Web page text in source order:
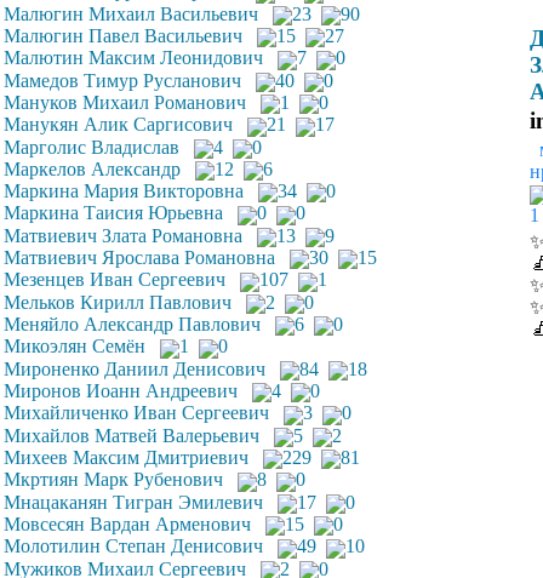
Малюгин Михаил Васильевич
23
90
Малюгин Павел Васильевич
15
27
Малютин Максим Леонидович
7
0
Мамедов Тимур Русланович
40
0
Мануков Михаил Романович
1
0
Манукян Алик Саргисович
21
17
Марголис Владислав
4
0
Маркелов Александр
12
6
Маркина Мария Викторовна
34
0
Маркина Таисия Юрьевна
0
0
Матвиевич Злата Романовна
13
9
Матвиевич Ярослава Романовна
30
15
Мезенцев Иван Сергеевич
107
1
Мельков Кирилл Павлович
2
0
Меняйло Александр Павлович
6
0
Микоэлян Семён
1
0
Мироненко Даниил Денисович
84
18
Миронов Иоанн Андреевич
4
0
Михайличенко Иван Сергеевич
3
0
Михайлов Матвей Валерьевич
5
2
Михеев Максим Дмитриевич
229
81
Мкртиян Марк Рубенович
8
0
Мнацаканян Тигран Эмилевич
17
0
Мовсесян Вардан Арменович
15
0
Молотилин Степан Денисович
49
10
Мужиков Михаил Сергеевич
2
0
1